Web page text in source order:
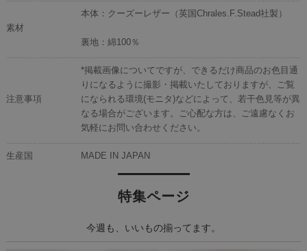
素材
本体：クーズーレザー（英国Chrales.F.Stead社製）
裏地：綿100％
注意事項
*掲載画像についてですが、できるだけ商品のお色目通
りになるように撮影・掲載いたしておりますが、ご覧
になられる環境(モニタ)などによって、若干色見等が異
なる場合がございます。ご心配な方は、ご遠慮なくお
気軽にお問い合わせください。
生産国 MADE IN JAPAN
特集ページ
今週も、いいもの揃ってます。